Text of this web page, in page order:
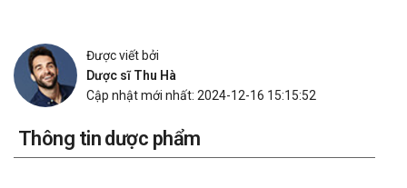
Được viết bởi
Dược sĩ Thu Hà
Cập nhật mới nhất: 2024-12-16 15:15:52
Thông tin dược phẩm